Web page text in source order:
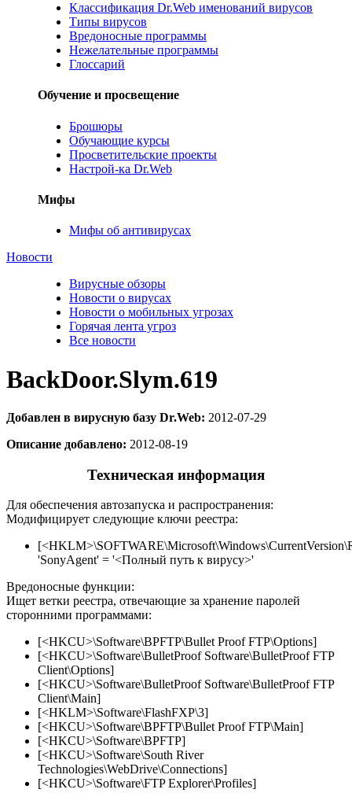
Классификация Dr.Web именований вирусов
Типы вирусов
Вредоносные программы
Нежелательные программы
Глоссарий
Обучение и просвещение
Брошюры
Обучающие курсы
Просветительские проекты
Настрой-ка Dr.Web
Мифы
Мифы об антивирусах
Новости
Вирусные обзоры
Новости о вирусах
Новости о мобильных угрозах
Горячая лента угроз
Все новости
BackDoor.Slym.619
Добавлен в вирусную базу Dr.Web: 2012-07-29
Описание добавлено: 2012-08-19
Техническая информация
Для обеспечения автозапуска и распространения:
Модифицирует следующие ключи реестра:
'SonyAgent' = '<Полный путь к вирусу>'
Вредоносные функции:
Ищет ветки реестра, отвечающие за хранение паролей
сторонними программами:
[<HKCU>\Software\BPFTP\Bullet Proof FTP\Options]
[<HKCU>\Software\BulletProof Software\BulletProof FTP
Client\Options]
[<HKCU>\Software\BulletProof Software\BulletProof FTP
Client\Main]
[<HKLM>\Software\FlashFXP\3]
[<HKCU>\Software\BPFTP\Bullet Proof FTP\Main]
[<HKCU>\Software\BPFTP]
[<HKCU>\Software\South River
Technologies\WebDrive\Connections]
[<HKCU>\Software\FTP Explorer\Profiles]